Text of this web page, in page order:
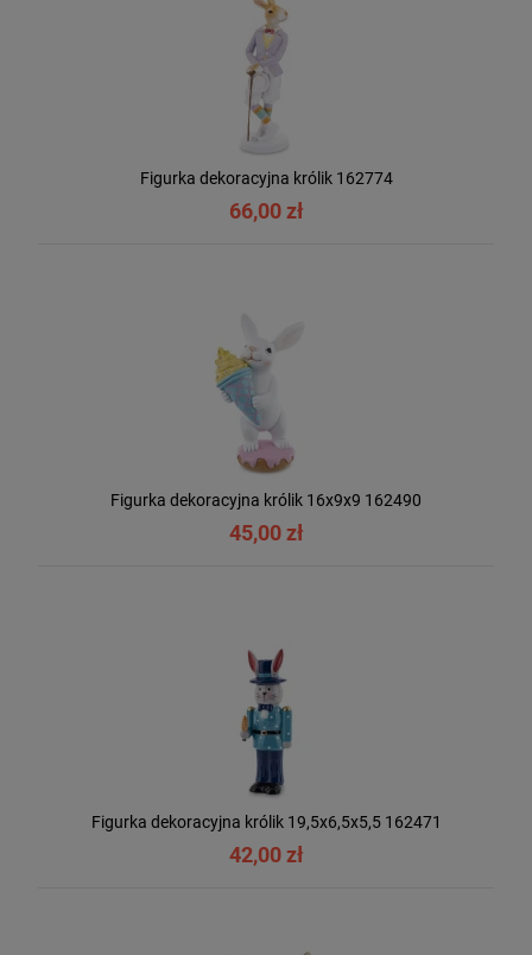
Figurka dekoracyjna królik 162774
66,00 zł
Figurka dekoracyjna królik 16x9x9 162490
45,00 zł
Figurka dekoracyjna królik 19,5x6,5x5,5 162471
42,00 zł